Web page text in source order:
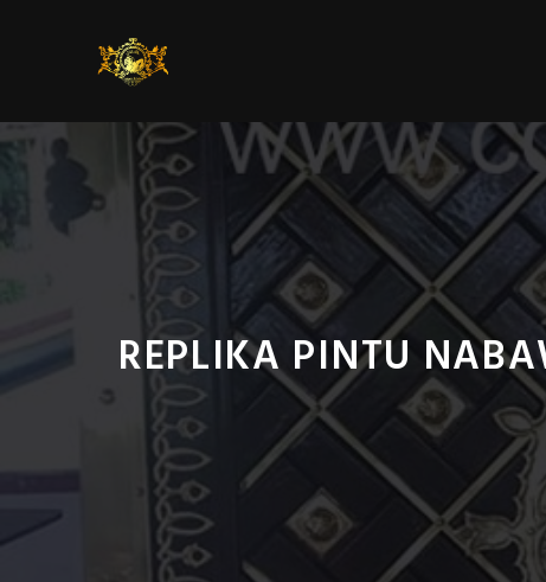
REPLIKA PINTU